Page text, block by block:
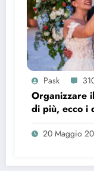
Pask
Organizzare
di più, ecco i
20 Maggio